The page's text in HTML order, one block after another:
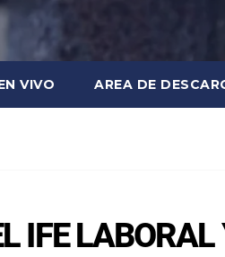
VIVO AREA DE
IFE LABORAL